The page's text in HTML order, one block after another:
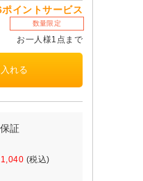
イントサービス
数量限定
お一人様1点まで
証
(税込)